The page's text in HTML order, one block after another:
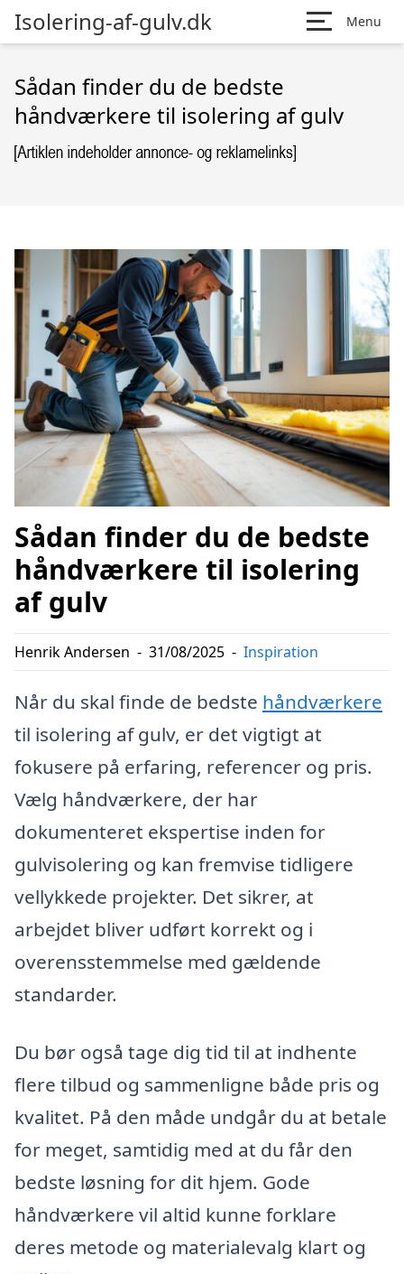
Isolering-af-gulv.dk Menu
Sådan finder du de bedste
håndværkere til isolering af gulv
Sådan finder du de bedste
håndværkere til isolering
af gulv
Henrik Andersen - 31/08/2025 - Inspiration
Når du skal finde de bedste håndværkere
til isolering af gulv, er det vigtigt at
fokusere på erfaring, referencer og pris.
Vælg håndværkere, der har
dokumenteret ekspertise inden for
gulvisolering og kan fremvise tidligere
vellykkede projekter. Det sikrer, at
arbejdet bliver udført korrekt og i
overensstemmelse med gældende
standarder.
Du bør også tage dig tid til at indhente
flere tilbud og sammenligne både pris og
kvalitet. På den måde undgår du at betale
for meget, samtidig med at du får den
bedste løsning for dit hjem. Gode
håndværkere vil altid kunne forklare
deres metode og materialevalg klart og